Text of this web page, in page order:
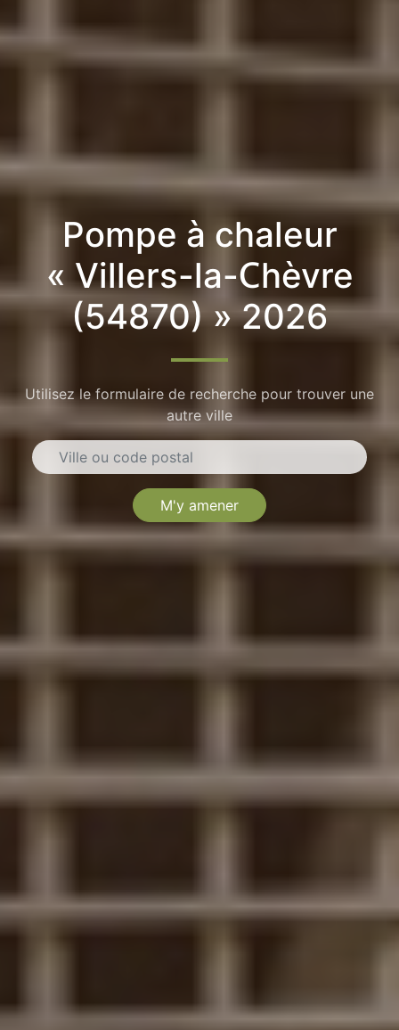
Pompe à chaleur
« Villers-la-Chèvre
(54870) » 2026
Utilisez le formulaire de recherche pour trouver une
autre ville
M'y amener